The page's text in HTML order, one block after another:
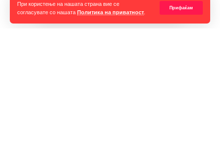
При користење на нашата страна вие се
согласувате со нашата Политика на приватност
Прифаќам
тоа е во мој ресор и ќе добијат плата, но не е фер што
владата потпишала договор на необезбедена плата, кажа